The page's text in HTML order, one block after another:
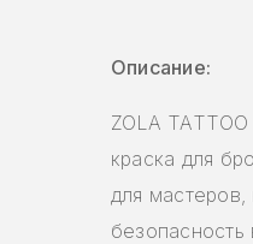
Описание:
ZOLA
краска для
для мастеров,